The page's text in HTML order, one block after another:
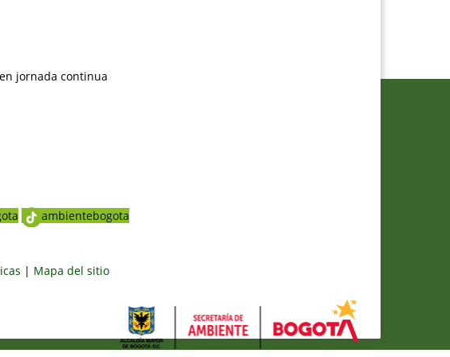
jornada continua
ambientebogota
| Mapa del sitio